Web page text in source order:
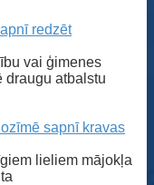
redzēt
vai ģimenes
draugu atbalstu
sapnī kravas
lieliem mājokļa